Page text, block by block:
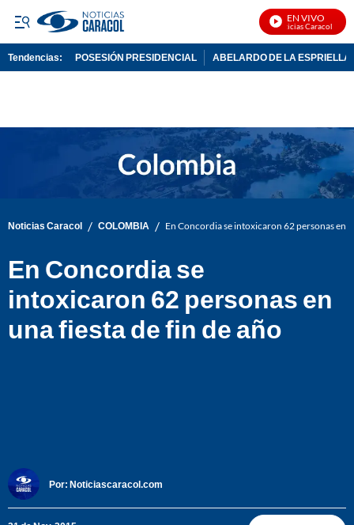
EN VIVO
Noticias Caracol En
Tendencias: POSESIÓN PRESIDENCIAL ABELARDO DE LA ESPRIELLA
Noticias Caracol / COLOMBIA / En Concordia se intoxicaron 62 personas en
En Concordia se
intoxicaron 62 personas en
una fiesta de fin de año
Por: Noticiascaracol.com